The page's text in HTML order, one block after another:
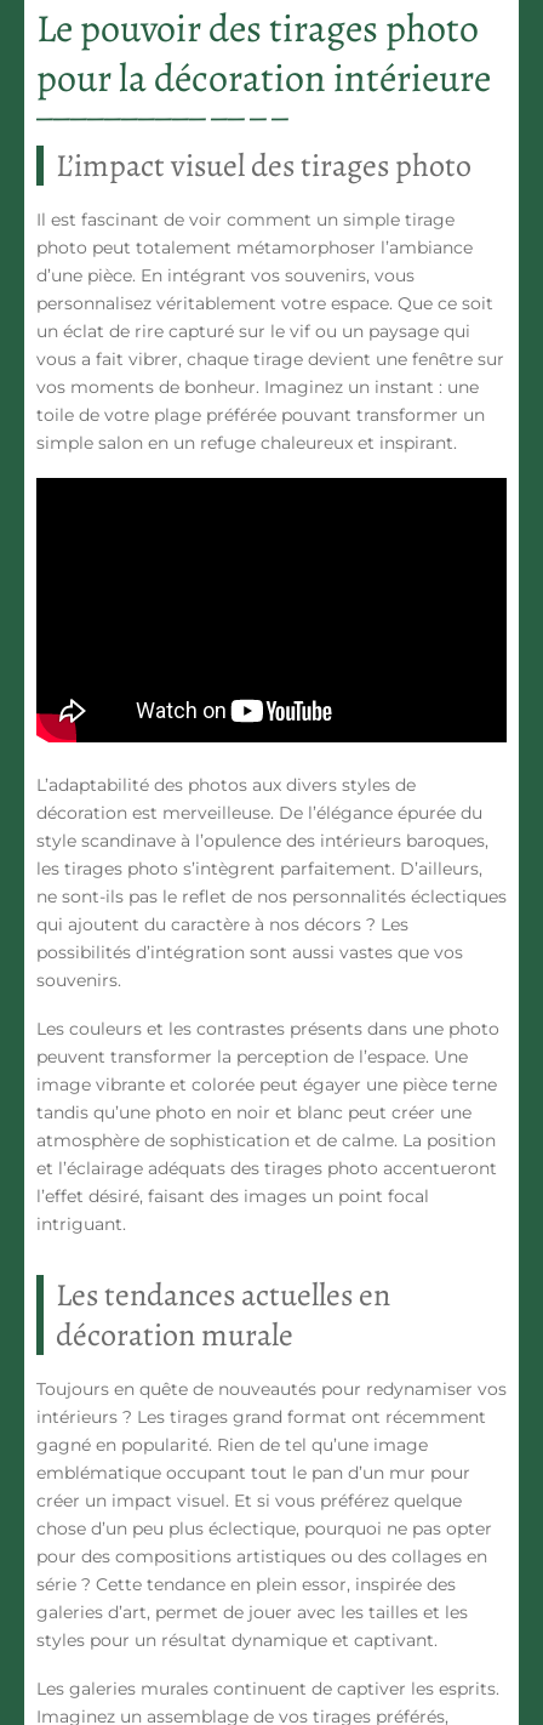
Le pouvoir des tirages photo
pour la décoration intérieure
L’impact visuel des tirages photo
Il est fascinant de voir comment un simple tirage
photo peut totalement métamorphoser l’ambiance
d’une pièce. En intégrant vos souvenirs, vous
personnalisez véritablement votre espace. Que ce soit
un éclat de rire capturé sur le vif ou un paysage qui
vous a fait vibrer, chaque tirage devient une fenêtre sur
vos moments de bonheur. Imaginez un instant : une
toile de votre plage préférée pouvant transformer un
simple salon en un refuge chaleureux et inspirant.
L’adaptabilité des photos aux divers styles de
décoration est merveilleuse. De l’élégance épurée du
style scandinave à l’opulence des intérieurs baroques,
les tirages photo s’intègrent parfaitement. D’ailleurs,
ne sont-ils pas le reflet de nos personnalités éclectiques
qui ajoutent du caractère à nos décors ? Les
possibilités d’intégration sont aussi vastes que vos
souvenirs.
Les couleurs et les contrastes présents dans une photo
peuvent transformer la perception de l’espace. Une
image vibrante et colorée peut égayer une pièce terne
tandis qu’une photo en noir et blanc peut créer une
atmosphère de sophistication et de calme. La position
et l’éclairage adéquats des tirages photo accentueront
l’effet désiré, faisant des images un point focal
intriguant.
Les tendances actuelles en
décoration murale
Toujours en quête de nouveautés pour redynamiser vos
intérieurs ? Les tirages grand format ont récemment
gagné en popularité. Rien de tel qu’une image
emblématique occupant tout le pan d’un mur pour
créer un impact visuel. Et si vous préférez quelque
chose d’un peu plus éclectique, pourquoi ne pas opter
pour des compositions artistiques ou des collages en
série ? Cette tendance en plein essor, inspirée des
galeries d’art, permet de jouer avec les tailles et les
styles pour un résultat dynamique et captivant.
Les galeries murales continuent de captiver les esprits.
Imaginez un assemblage de vos tirages préférés,